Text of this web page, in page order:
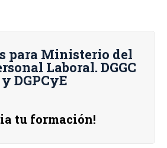
para Ministerio del
Laboral. DGGC
y DGPCyE
tu formación!